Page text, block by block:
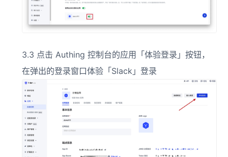
3.3 点击 Authing 控制台的应用「体验登录」按钮，
在弹出的登录窗口体验「Slack」登录